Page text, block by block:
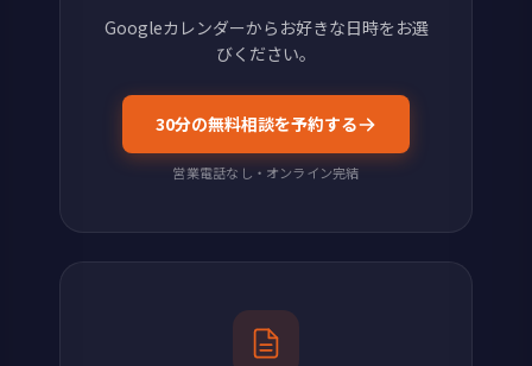
Googleカレンダーからお好きな日時をお選
びください。
30分の無料相談を予約する
営業電話なし・オンライン完結